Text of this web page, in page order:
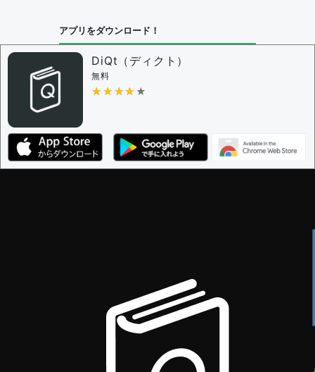
問題の編集権限を持つユーザー -
審査に対する投票権限を持つユーザー -
ザー
決定に必要な投票数 -
編集ガイドライン
アプリをダウンロード！
DiQt（ディクト）
無料
★★★★★
★★★★★